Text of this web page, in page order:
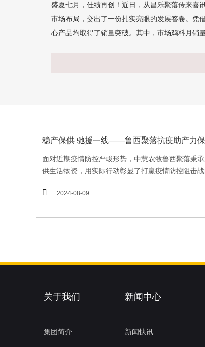
盛夏七月，佳绩再创！近日，从昌乐聚落传来喜
市场布局，交出了一份扎实亮眼的发展答卷。凭
心产品均取得了销量突破。其中，市场鸡料月销
稳产保供 驰援一线——鲁西聚落抗疫助产力
面对近期疫情防控严峻形势，中慧农牧鲁西聚落秉
供生活物资，用实际行动彰显了打赢疫情防控阻击
 2024-08-09
关于我们
集团简介
新闻中心
新闻快讯